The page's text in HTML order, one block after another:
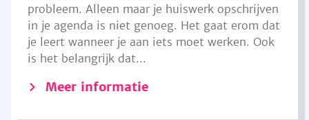
probleem. Alleen maar je huiswerk opschrijven
in je agenda is niet genoeg. Het gaat erom dat
je leert wanneer je aan iets moet werken. Ook
is het belangrijk dat...
Meer informatie